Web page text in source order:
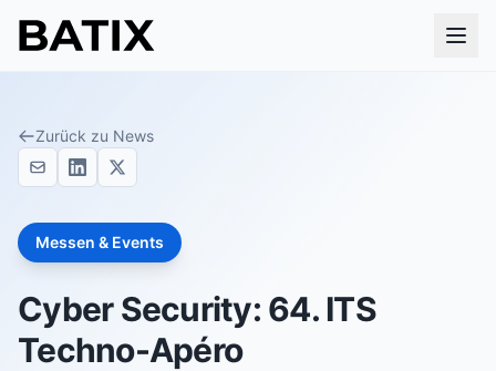
Zurück zu News
Messen & Events
Cyber Security: 64. ITS
Techno-Apéro